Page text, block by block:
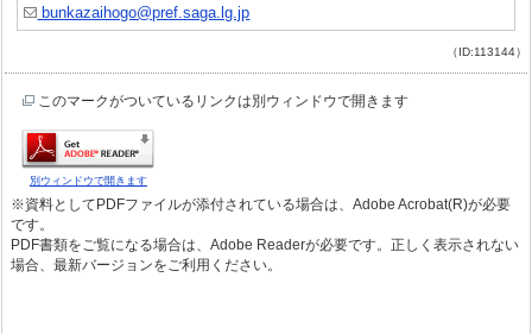
bunkazaihogo@pref.saga.lg.jp
（ID:113144）
このマークがついているリンクは別ウィンドウで開きます
別ウィンドウで開きます
※資料としてPDFファイルが添付されている場合は、Adobe Acrobat(R)が必要
です。
PDF書類をご覧になる場合は、Adobe Readerが必要です。正しく表示されない
場合、最新バージョンをご利用ください。